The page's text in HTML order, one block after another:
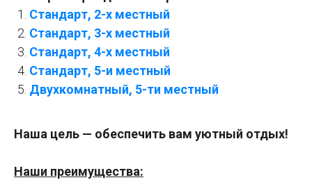
Стандарт, 2-х местный
Стандарт, 3-х местный
Стандарт, 4-х местный
Стандарт, 5-и местный
Двухкомнатный, 5-ти местный
Наша цель — обеспечить вам уютный отдых!
Наши преимущества: